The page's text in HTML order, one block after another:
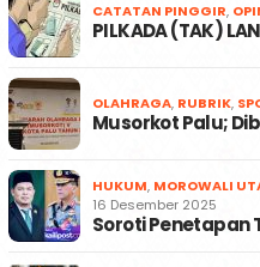
CATATAN PINGGIR,
PILKADA (TAK)
OLAHRAGA, RUBRIK,
Musorkot Palu;
HUKUM, MOROWALI
16 Desember 2025
Soroti Penetapan